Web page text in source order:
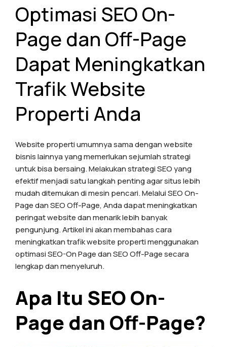
Optimasi SEO On-
Page dan Off-Page
Dapat Meningkatkan
Trafik Website
Properti Anda
Website properti umumnya sama dengan website
bisnis lainnya yang memerlukan sejumlah strategi
untuk bisa bersaing. Melakukan strategi SEO yang
efektif menjadi satu langkah penting agar situs lebih
mudah ditemukan di mesin pencari. Melalui SEO On-
Page dan SEO Off-Page, Anda dapat meningkatkan
peringat website dan menarik lebih banyak
pengunjung. Artikel ini akan membahas cara
meningkatkan trafik website properti menggunakan
optimasi SEO-On Page dan SEO Off-Page secara
lengkap dan menyeluruh.
Apa Itu SEO On-
Page dan Off-Page?